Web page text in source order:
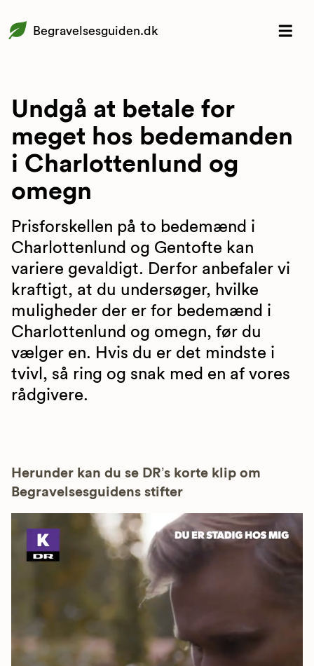
Begravelsesguiden.dk
Undgå at betale for
meget hos bedemanden
i Charlottenlund og
omegn
Prisforskellen på to bedemænd i
Charlottenlund og Gentofte kan
variere gevaldigt. Derfor anbefaler vi
kraftigt, at du undersøger, hvilke
muligheder der er for bedemænd i
Charlottenlund og omegn, før du
vælger en. Hvis du er det mindste i
tvivl, så ring og snak med en af vores
rådgivere.
Herunder kan du se DR’s korte klip om
Begravelsesguidens stifter